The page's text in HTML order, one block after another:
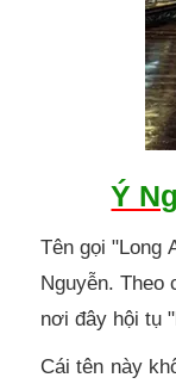
Ý
Tên gọi "Long
Nguyễn.
nơi đây hội tụ
Cái tên này